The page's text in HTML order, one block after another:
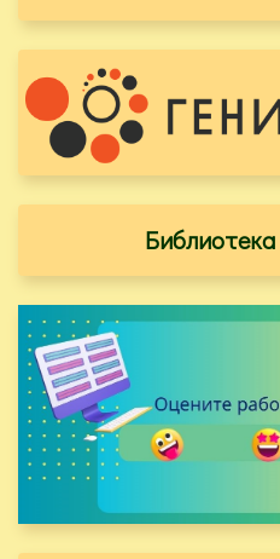
Библиотека